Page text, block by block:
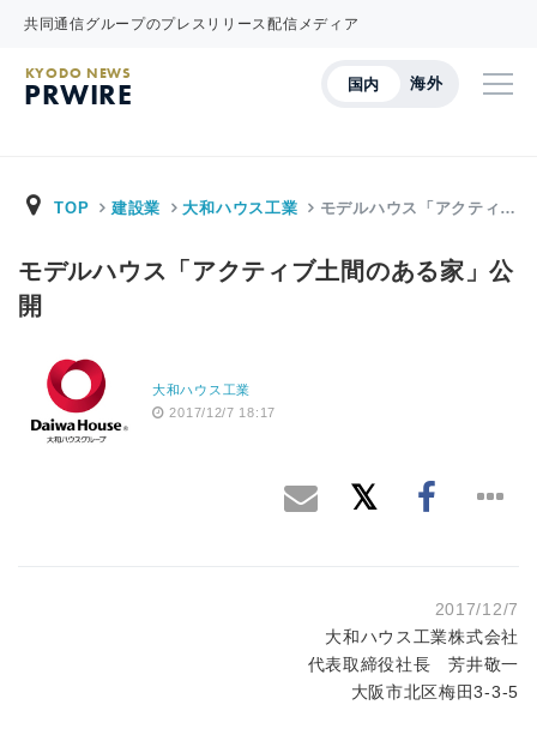
共同通信グループのプレスリリース配信メディア
国内 海外
KYODO NEWS
PRWIRE
TOP 建設業 大和ハウス工業 モデルハウス「アクティ…
モデルハウス「アクティブ土間のある家」公
開
大和ハウス工業
2017/12/7 18:17
2017/12/7
大和ハウス工業株式会社
代表取締役社長 芳井敬一
大阪市北区梅田3-3-5